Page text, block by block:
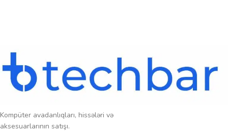
Kompüter avadanlıqları, hissələri və
aksesuarlarının satışı.